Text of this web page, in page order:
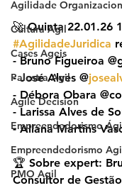
Agilidade
Cultura Agil
Cases Ageis
Palestra Agil
Agile Decision
Empreendedorismo
Empreendedorismo
PMO Agil
🚀 Quinta 22.01.26
#AgilidadeJuridica
- Bruno Figueiroa
- José Alves @
- Débora Obara
- Larissa Alves de
- Allana Martins
🏆 Sobre expert:
Consultor de